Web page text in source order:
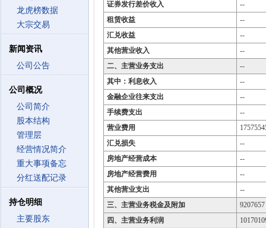
龙虎榜数据
大宗交易
新闻资讯
公司公告
公司概况
公司简介
股本结构
管理层
经营情况简介
重大事项备忘
分红送配记录
持仓明细
主要股东
证券发行差价收入
--
租赁收益
--
汇兑收益
--
其他营业收入
--
二、主营业务支出
--
其中：利息收入
--
金融企业往来支出
--
手续费支出
--
营业费用
汇兑损失
--
房地产经营成本
--
房地产经营费用
--
其他营业支出
--
三、主营业务税金及附加
9207657
四、主营业务利润